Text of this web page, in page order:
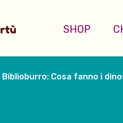
SHOP
Biblioburro: Cosa fanno i